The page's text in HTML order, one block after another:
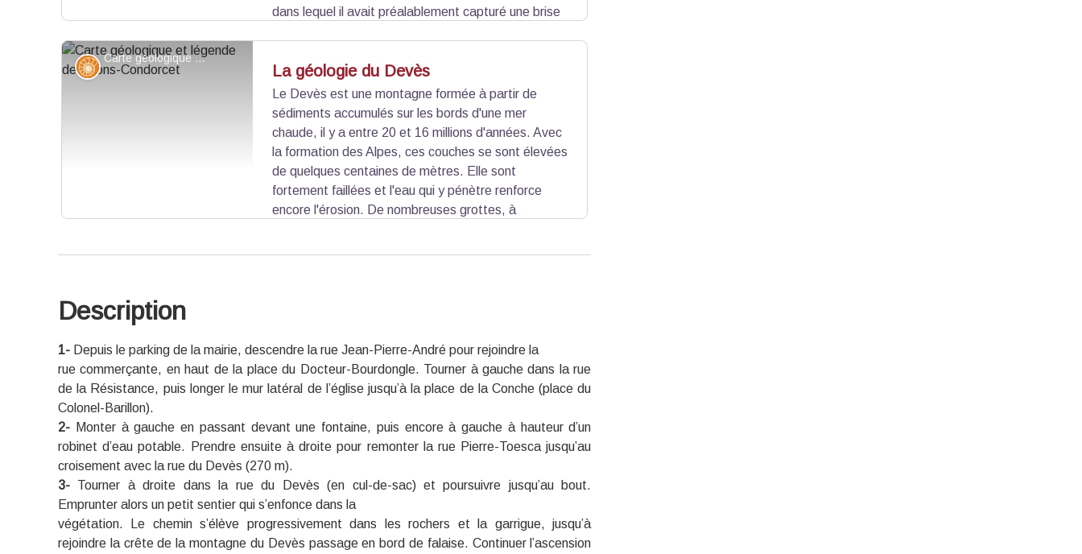
Voir l'image en plein écran
dans lequel il avait préalablement capturé une brise
créant par la même le "trou du Pontias".
Carte géologique et légende de Nyons-Condorcet - GEOL-ALPES
Voir l'image en plein écran
Géologie La géologie du Devès
Le Devès est une montagne formée à partir de
sédiments accumulés sur les bords d'une mer
chaude, il y a entre 20 et 16 millions d'années. Avec
la formation des Alpes, ces couches se sont élevées
de quelques centaines de mètres. Elle sont
fortement faillées et l'eau qui y pénètre renforce
encore l'érosion. De nombreuses grottes, à
Description
1- Depuis le parking de la mairie, descendre la rue Jean-Pierre-André pour rejoindre la
rue commerçante, en haut de la place du Docteur-Bourdongle. Tourner à gauche dans la rue
de la Résistance, puis longer le mur latéral de l’église jusqu’à la place de la Conche (place du
Colonel-Barillon).
2- Monter à gauche en passant devant une fontaine, puis encore à gauche à hauteur d’un
robinet d’eau potable. Prendre ensuite à droite pour remonter la rue Pierre-Toesca jusqu’au
croisement avec la rue du Devès (270 m).
3- Tourner à droite dans la rue du Devès (en cul-de-sac) et poursuivre jusqu’au bout.
Emprunter alors un petit sentier qui s’enfonce dans la
végétation. Le chemin s’élève progressivement dans les rochers et la garrigue, jusqu’à
rejoindre la crête de la montagne du Devès passage en bord de falaise. Continuer l’ascension